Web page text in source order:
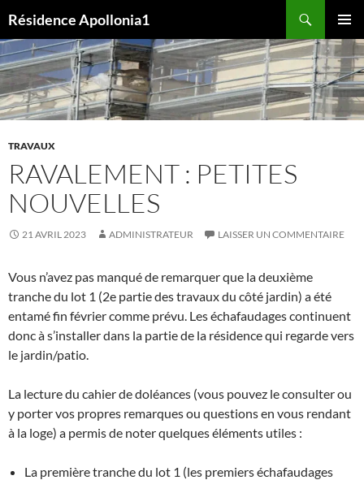
au
contenu
Résidence Apollonia1
MENU
TRAVAUX
RAVALEMENT : PETITES
NOUVELLES
21 AVRIL 2023 ADMINISTRATEUR LAISSER UN COMMENTAIRE
Vous n’avez pas manqué de remarquer que la deuxième
tranche du lot 1 (2e partie des travaux du côté jardin) a été
entamé fin février comme prévu. Les échafaudages continuent
donc à s’installer dans la partie de la résidence qui regarde vers
le jardin/patio.
La lecture du cahier de doléances (vous pouvez le consulter ou
y porter vos propres remarques ou questions en vous rendant
à la loge) a permis de noter quelques éléments utiles :
La première tranche du lot 1 (les premiers échafaudages